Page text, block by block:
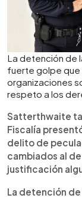
La detención de
fuerte golpe que
organizaciones
respeto a los
Satterthwaite
Fiscalía
delito de
cambiados al
justificación
La detención